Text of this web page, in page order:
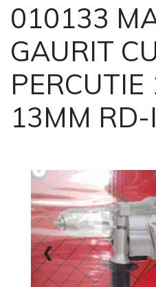
010133
GAURIT
13MM
1 / 2
❮